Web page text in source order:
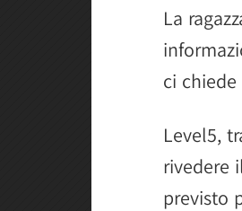
La
ci
Level5,
rivedere
previsto